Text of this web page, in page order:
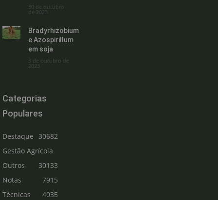
30 de outubro
de 2023
Bradyrhizobium
e Azospirillum
em soja
3 de outubro de
2023
Categorias
Populares
Destaque
30682
Gestão Agrícola
30133
Outros
7915
Notas
Técnicas
4035